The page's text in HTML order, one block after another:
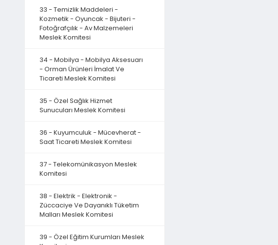
33 - Temizlik Maddeleri -
Kozmetik - Oyuncak - Bijuteri -
Fotoğrafçılık - Av Malzemeleri
Meslek Komitesi
34 - Mobilya - Mobilya Aksesuarı
- Orman Ürünleri İmalat Ve
Ticareti Meslek Komitesi
35 - Özel Sağlık Hizmet
Sunucuları Meslek Komitesi
36 - Kuyumculuk - Mücevherat -
Saat Ticareti Meslek Komitesi
37 - Telekomünikasyon Meslek
Komitesi
38 - Elektrik - Elektronik -
Züccaciye Ve Dayanıklı Tüketim
Malları Meslek Komitesi
39 - Özel Eğitim Kurumları Meslek